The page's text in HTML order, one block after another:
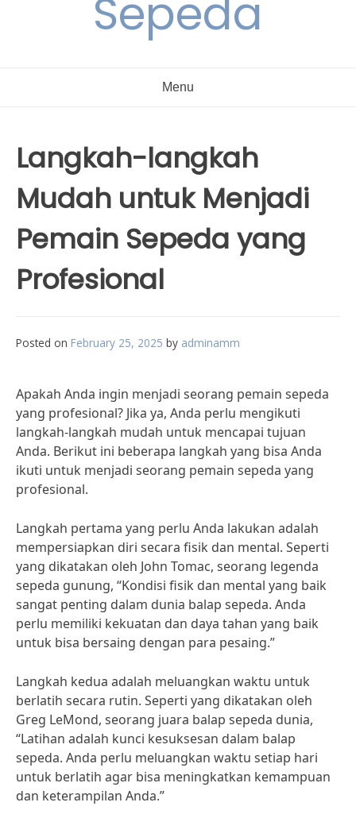
Sepeda
Menu
Langkah-langkah
Mudah untuk Menjadi
Pemain Sepeda yang
Profesional
Posted on February 25, 2025 by adminamm
Apakah Anda ingin menjadi seorang pemain sepeda
yang profesional? Jika ya, Anda perlu mengikuti
langkah-langkah mudah untuk mencapai tujuan
Anda. Berikut ini beberapa langkah yang bisa Anda
ikuti untuk menjadi seorang pemain sepeda yang
profesional.
Langkah pertama yang perlu Anda lakukan adalah
mempersiapkan diri secara fisik dan mental. Seperti
yang dikatakan oleh John Tomac, seorang legenda
sepeda gunung, “Kondisi fisik dan mental yang baik
sangat penting dalam dunia balap sepeda. Anda
perlu memiliki kekuatan dan daya tahan yang baik
untuk bisa bersaing dengan para pesaing.”
Langkah kedua adalah meluangkan waktu untuk
berlatih secara rutin. Seperti yang dikatakan oleh
Greg LeMond, seorang juara balap sepeda dunia,
“Latihan adalah kunci kesuksesan dalam balap
sepeda. Anda perlu meluangkan waktu setiap hari
untuk berlatih agar bisa meningkatkan kemampuan
dan keterampilan Anda.”